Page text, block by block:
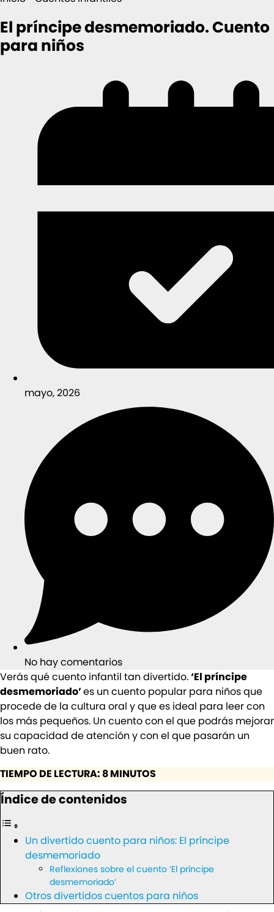
El príncipe desmemoriado. Cuento
para niños
mayo, 2026
No hay comentarios
Verás qué cuento infantil tan divertido.‘El príncipe
desmemoriado’es un cuento popular para niños que
procede de la cultura oral y que es ideal para leer con
los más pequeños. Un cuento con el que podrás mejorar
su capacidad de atención y con el que pasarán un
buen rato.
TIEMPO DE LECTURA: 8 MINUTOS
Índice de contenidos
Un divertido cuento para niños: El príncipe
desmemoriado
Reflexiones sobre el cuento ‘El príncipe
desmemoriado’
Otros divertidos cuentos para niños